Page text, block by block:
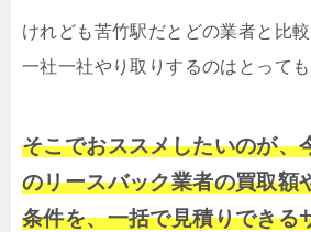
けれども苦竹駅だとどの業者と比較
一社一社やり取りするのはとっても
そこでおススメしたいのが、
のリースバック業者の買取額
条件を、一括で見積りできる